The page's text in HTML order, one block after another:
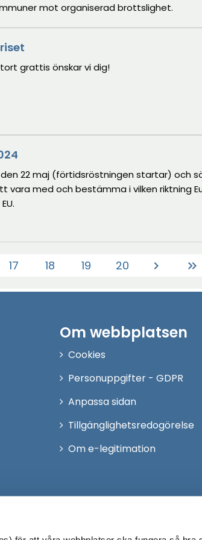
mot organiserad brottslighet.
grattis önskar vi dig!
22 maj (förtidsröstningen startar) och
vara med och bestämma i vilken riktning
17 18 19 20 chevron_right keyboard_double_arrow_right
Om webbplatsen
Cookies
Personuppgifter - GDPR
Anpassa sidan
Tillgänglighetsredogörelse
Om e-legitimation